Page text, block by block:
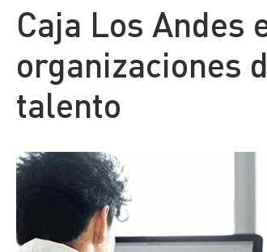
Tendencias
Contenido
Caja Los Andes
organizaciones
talento